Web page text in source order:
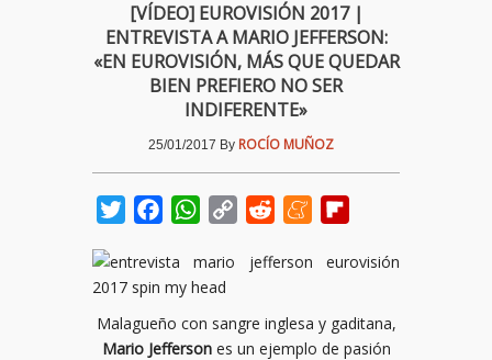
[VÍDEO] EUROVISIÓN 2017 |
ENTREVISTA A MARIO JEFFERSON:
«EN EUROVISIÓN, MÁS QUE QUEDAR
BIEN PREFIERO NO SER
INDIFERENTE»
25/01/2017 By ROCÍO MUÑOZ
TwitterFacebookWhatsApp
Copy
Reddit Meneame
Malagueño con sangre inglesa y gaditana,
Mario Jeffersones un ejemplo de pasión